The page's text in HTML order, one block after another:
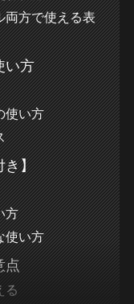
両方で使える表
い方
使い方
き】
方
使い方
点
る